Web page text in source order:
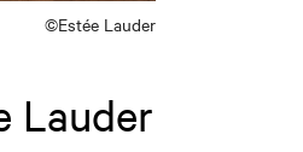
©Estée Lauder
Lauder